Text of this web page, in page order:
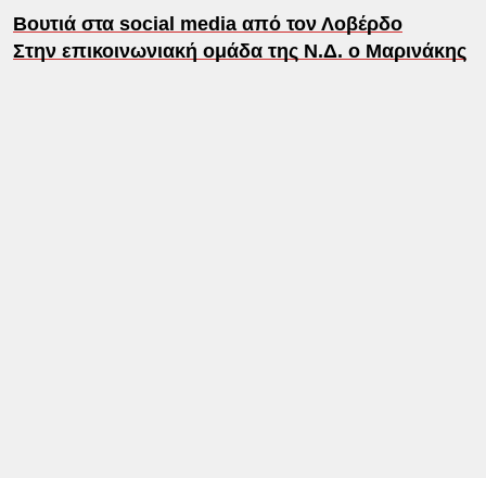
Βουτιά στα social media από τον Λοβέρδο
Στην επικοινωνιακή ομάδα της Ν.Δ. ο Μαρινάκης